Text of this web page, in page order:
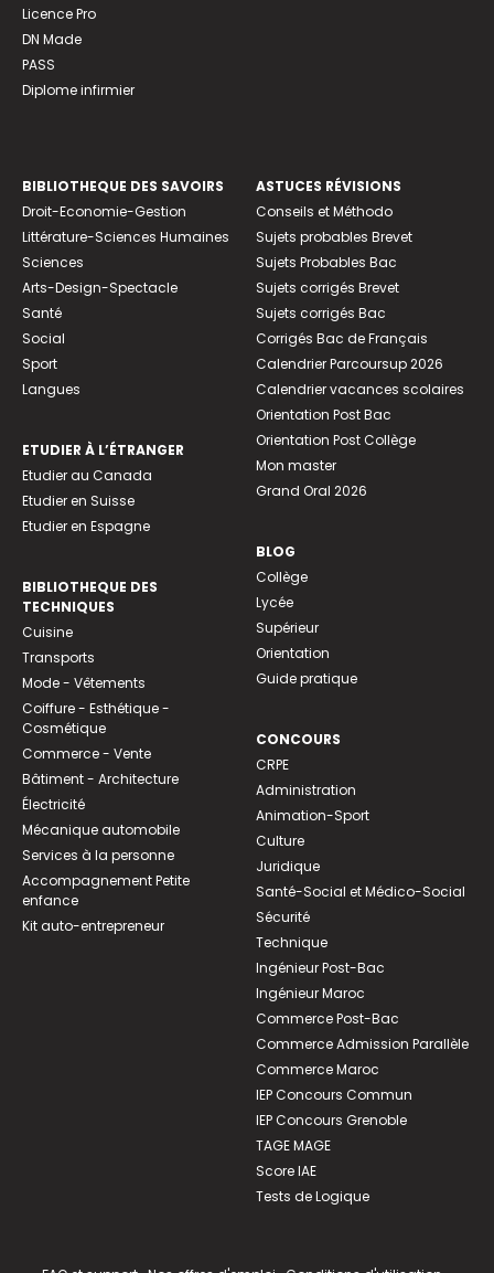
Licence Pro
DN Made
PASS
Diplome infirmier
BIBLIOTHEQUE DES SAVOIRS
Droit-Economie-Gestion
Littérature-Sciences Humaines
Sciences
Arts-Design-Spectacle
Santé
Social
Sport
Langues
ETUDIER À L’ÉTRANGER
Etudier au Canada
Etudier en Suisse
Etudier en Espagne
BIBLIOTHEQUE DES
TECHNIQUES
Cuisine
Transports
Mode - Vêtements
Coiffure - Esthétique -
Cosmétique
Commerce - Vente
Bâtiment - Architecture
Électricité
Mécanique automobile
Services à la personne
Accompagnement Petite
enfance
Kit auto-entrepreneur
ASTUCES RÉVISIONS
Conseils et Méthodo
Sujets probables Brevet
Sujets Probables Bac
Sujets corrigés Brevet
Sujets corrigés Bac
Corrigés Bac de Français
Calendrier Parcoursup 2026
Calendrier vacances scolaires
Orientation Post Bac
Orientation Post Collège
Mon master
Grand Oral 2026
BLOG
Collège
Lycée
Supérieur
Orientation
Guide pratique
CONCOURS
CRPE
Administration
Animation-Sport
Culture
Juridique
Santé-Social et Médico-Social
Sécurité
Technique
Ingénieur Post-Bac
Ingénieur Maroc
Commerce Post-Bac
Commerce Admission Parallèle
Commerce Maroc
IEP Concours Commun
IEP Concours Grenoble
TAGE MAGE
Score IAE
Tests de Logique